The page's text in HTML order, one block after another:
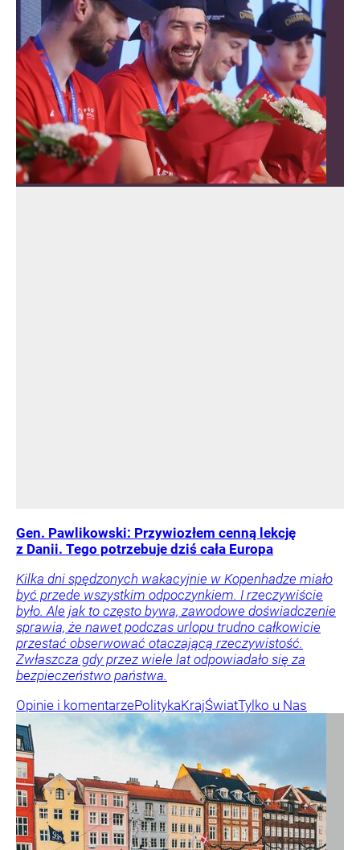
Gen. Pawlikowski: Przywiozłem cenną lekcję
z Danii. Tego potrzebuje dziś cała Europa
Kilka dni spędzonych wakacyjnie w Kopenhadze miało
być przede wszystkim odpoczynkiem. I rzeczywiście
było. Ale jak to często bywa, zawodowe doświadczenie
sprawia, że nawet podczas urlopu trudno całkowicie
przestać obserwować otaczającą rzeczywistość.
Zwłaszcza gdy przez wiele lat odpowiadało się za
bezpieczeństwo państwa.
Opinie i komentarzePolitykaKrajŚwiatTylko u Nas